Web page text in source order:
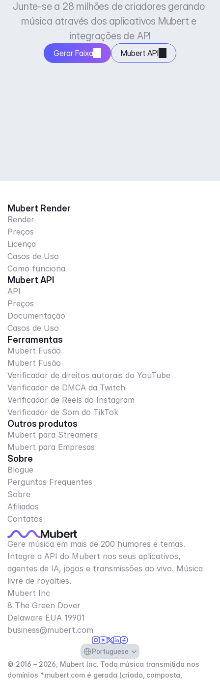
Junte-se a 28 milhões de criadores gerando
música através dos aplicativos Mubert e
integrações de API
Gerar Faixa Mubert API
Mubert Render
Render
Preços
Licença
Casos de Uso
Como funciona
Mubert API
API
Preços
Documentação
Casos de Uso
Ferramentas
Mubert Fusão
Mubert Fusão
Verificador de direitos autorais do YouTube
Verificador de DMCA da Twitch
Verificador de Reels do Instagram
Verificador de Som do TikTok
Outros produtos
Mubert para Streamers
Mubert para Empresas
Sobre
Blogue
Perguntas Frequentes
Sobre
Afiliados
Contatos
Gere música em mais de 200 humores e temas.
Integre a API do Mubert nos seus aplicativos,
agentes de IA, jogos e transmissões ao vivo. Música
livre de royalties.
Mubert Inc
8 The Green Dover
Delaware EUA 19901​
business@mubert.com
Select Language
Portuguese
© 2016 – 2026, Mubert Inc. Toda música transmitida nos
domínios *.mubert.com é gerada (criada, composta,